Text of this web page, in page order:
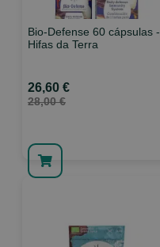
Bio-Defense 60 cápsulas -
Hifas da Terra
26,60 €
28,00 €